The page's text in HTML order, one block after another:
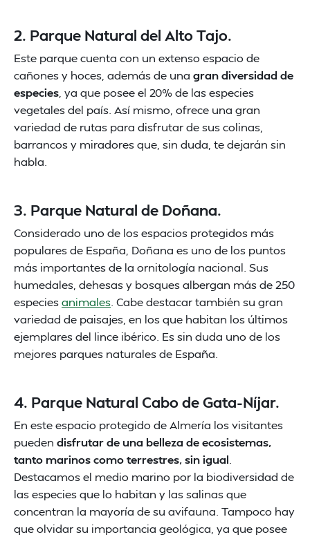
2. Parque Natural del Alto Tajo.
Este parque cuenta con un extenso espacio de
cañones y hoces, además de una gran diversidad de
especies , ya que posee el 20% de las especies
vegetales del país. Así mismo, ofrece una gran
variedad de rutas para disfrutar de sus colinas,
barrancos y miradores que, sin duda, te dejarán sin
habla.
3. Parque Natural de Doñana.
Considerado uno de los espacios protegidos más
populares de España, Doñana es uno de los puntos
más importantes de la ornitología nacional. Sus
humedales, dehesas y bosques albergan más de 250
especiesanimales . Cabe destacar también su gran
variedad de paisajes, en los que habitan los últimos
ejemplares del lince ibérico. Es sin duda uno de los
mejores parques naturales de España.
4. Parque Natural Cabo de Gata-Níjar.
En este espacio protegido de Almería los visitantes
pueden disfrutar de una belleza de ecosistemas,
tanto marinos como terrestres, sin igual
Destacamos el medio marino por la biodiversidad de
las especies que lo habitan y las salinas que
concentran la mayoría de su avifauna. Tampoco hay
que olvidar su importancia geológica, ya que posee